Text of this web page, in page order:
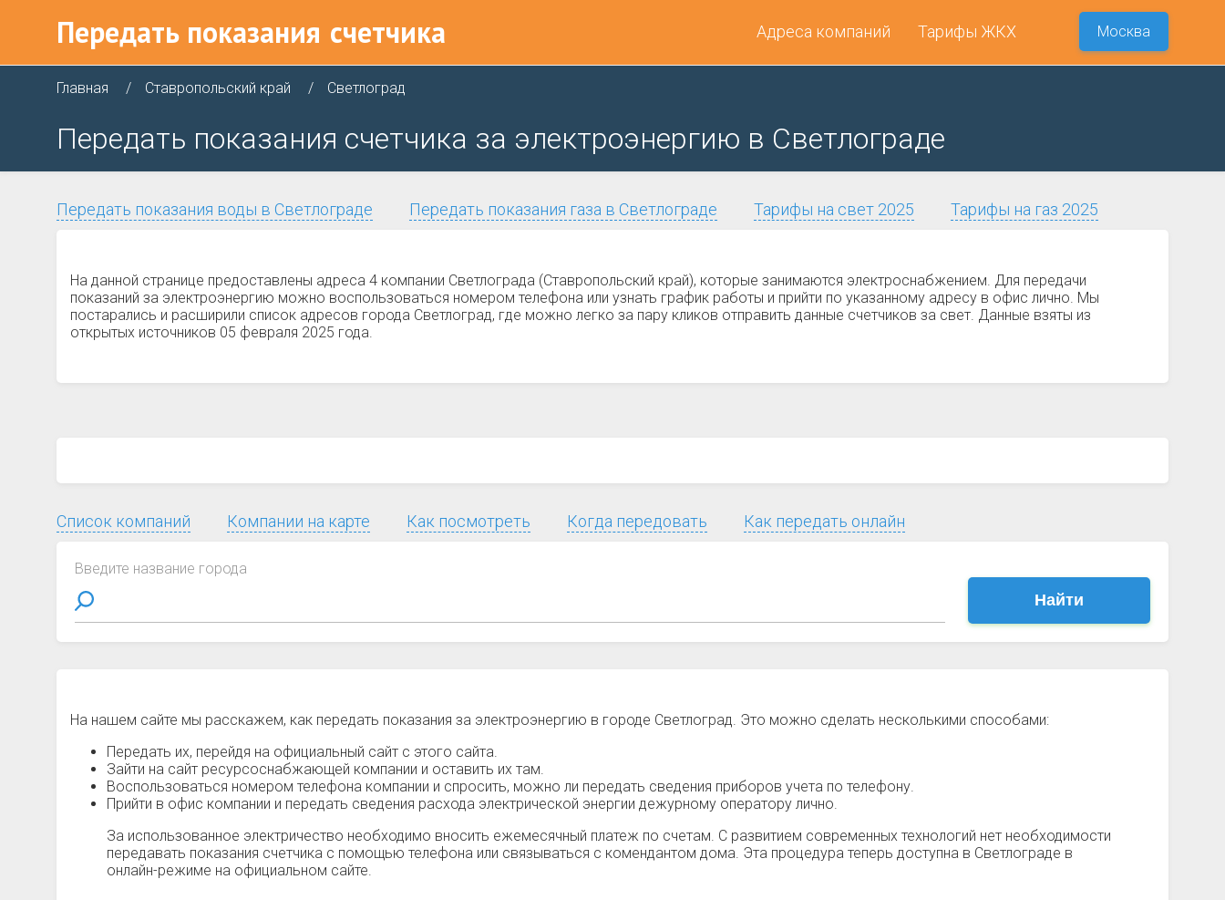
Передать показания счетчика Адреса компаний Тарифы ЖКХ Москва
Главная Ставропольский край Светлоград
Передать показания счетчика за электроэнергию в Светлограде
Передать показания воды в Светлограде Передать показания газа в Светлограде Тарифы на свет 2025 Тарифы на газ 2025
На данной странице предоставлены адреса 4 компании Светлограда (Ставропольский край), которые занимаются электроснабжением. Для передачи
показаний за электроэнергию можно воспользоваться номером телефона или узнать график работы и прийти по указанному адресу в офис лично. Мы
постарались и расширили список адресов города Светлоград, где можно легко за пару кликов отправить данные счетчиков за свет. Данные взяты из
открытых источников 05 февраля 2025 года.
Список компаний Компании на карте Как посмотреть Когда передовать Как передать онлайн
Введите название города
Найти
На нашем сайте мы расскажем, как передать показания за электроэнергию в городе Светлоград. Это можно сделать несколькими способами:
Передать их, перейдя на официальный сайт с этого сайта.
Зайти на сайт ресурсоснабжающей компании и оставить их там.
Воспользоваться номером телефона компании и спросить, можно ли передать сведения приборов учета по телефону.
Прийти в офис компании и передать сведения расхода электрической энергии дежурному оператору лично.
За использованное электричество необходимо вносить ежемесячный платеж по счетам. С развитием современных технологий нет необходимости
передавать показания счетчика с помощью телефона или связываться с комендантом дома. Эта процедура теперь доступна в Светлограде в
онлайн-режиме на официальном сайте.